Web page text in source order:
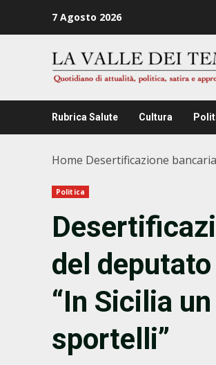
7 Agosto 2026
Rubrica Salute Cultura
Home Desertificazione
Politica
del
“In Sicilia
sportelli”